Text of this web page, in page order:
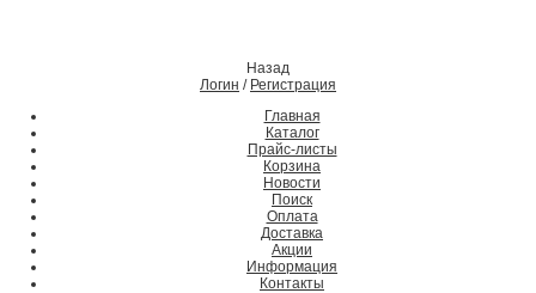
Назад
Логин / Регистрация
Главная
Каталог
Прайс-листы
Корзина
Новости
Поиск
Оплата
Доставка
Акции
Информация
Контакты